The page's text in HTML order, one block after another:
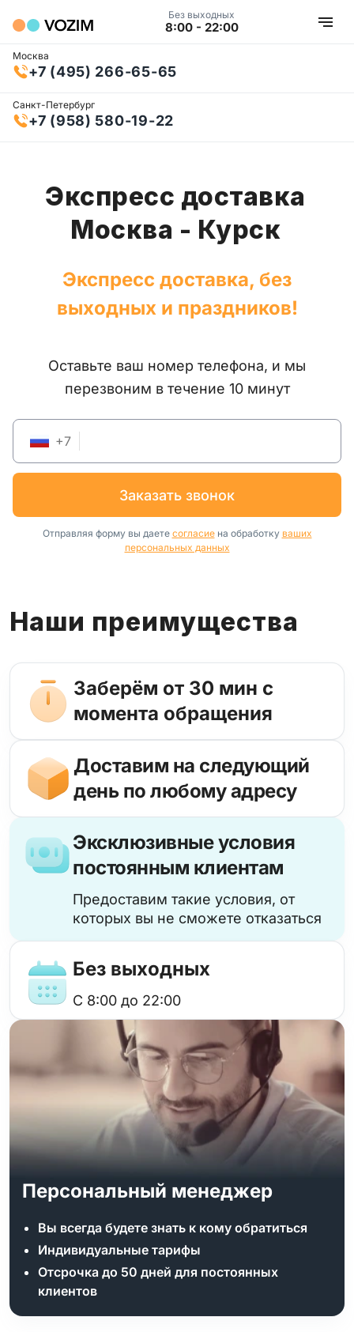
Без выходных
8:00 - 22:00
Москва
+7 (495) 266-65-65
Санкт-Петербург
+7 (958) 580-19-22
Экспресс доставка
Москва - Курск
Экспресс доставка, без
выходных и праздников!
Оставьте ваш номер телефона, и мы
перезвоним в течение 10 минут
+7
заказать звонок
Отправляя форму вы даете согласиена обработку ваших
персональных данных
Наши преимущества
Заберём от 30 мин с
момента обращения
Доставим на следующий
день по любому адресу
Эксклюзивные условия
постоянным клиентам
Предоставим такие условия, от
которых вы не сможете отказаться
Без выходных
с 8:00 до 22:00
Персональный менеджер
Вы всегда будете знать к кому обратиться
Индивидуальные тарифы
Отсрочка до 50 дней для постоянных
клиентов